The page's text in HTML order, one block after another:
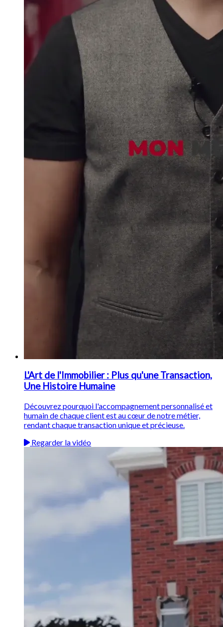
L'Art de l'Immobilier : Plus qu'une Transaction,
Une Histoire Humaine
Découvrez pourquoi l'accompagnement personnalisé et
humain de chaque client est au cœur de notre métier,
rendant chaque transaction unique et précieuse.
Regarder la vidéo